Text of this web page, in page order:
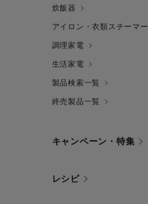
炊飯器
アイロン・衣類スチーマー
調理家電
生活家電
製品検索一覧
終売製品一覧
キャンペーン・特集
レシピ